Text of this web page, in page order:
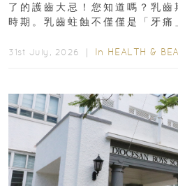
了的護齒大忌！您知道嗎？乳
時期。乳齒蛀蝕不僅僅是「牙痛
31st July, 2026 ｜ In HEALTH &